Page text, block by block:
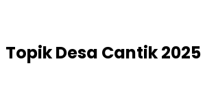
TopikDesa Cantik 2025